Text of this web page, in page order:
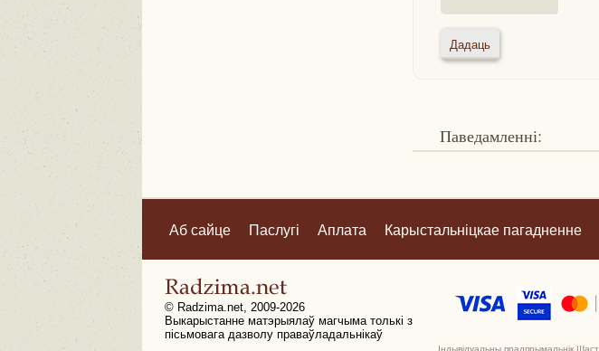
Паведамленні:
Аб сайце Паслугі Аплата Карыстальніцкае пагадненне
© Radzima.net, 2009-2026
Выкарыстанне матэрыялаў магчыма толькі з
пісьмовага дазволу праваўладальнікаў